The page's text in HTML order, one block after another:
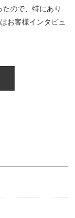
ので、特にあり
お客様インタビュ